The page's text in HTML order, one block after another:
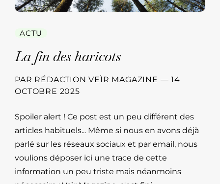
ACTU
La fin des haricots
PAR RÉDACTION VEÌR MAGAZINE —14
OCTOBRE 2025
Spoiler alert ! Ce post est un peu différent des
articles habituels... Même si nous en avons déjà
parlé sur les réseaux sociaux et par email, nous
voulions déposer ici une trace de cette
information un peu triste mais néanmoins